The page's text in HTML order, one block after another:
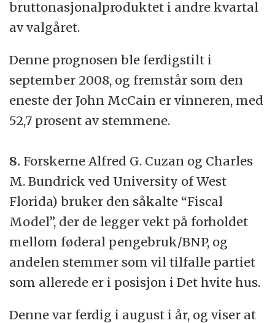
bruttonasjonalproduktet i andre kvartal
av valgåret.
Denne prognosen ble ferdigstilt i
september 2008, og fremstår som den
eneste der John McCain er vinneren, med
52,7 prosent av stemmene.
8. Forskerne Alfred G. Cuzan og Charles
M. Bundrick ved University of West
Florida) bruker den såkalte “Fiscal
Model”, der de legger vekt på forholdet
mellom føderal pengebruk/BNP, og
andelen stemmer som vil tilfalle partiet
som allerede er i posisjon i Det hvite hus.
Denne var ferdig i august i år, og viser at